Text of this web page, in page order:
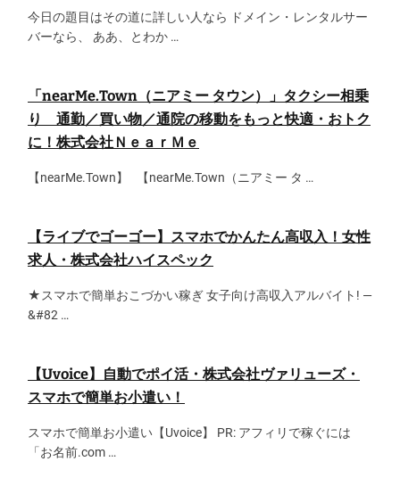
今日の題目はその道に詳しい人なら ドメイン・レンタルサー
バーなら、 ああ、とわか …
「nearMe.Town（ニアミー タウン）」タクシー相乗
り 通勤／買い物／通院の移動をもっと快適・おトク
に！株式会社ＮｅａｒＭｅ
【nearMe.Town】 【nearMe.Town（ニアミー タ …
【ライブでゴーゴー】スマホでかんたん高収入！女性
求人・株式会社ハイスペック
★スマホで簡単おこづかい稼ぎ 女子向け高収入アルバイト! —
&#82 …
【Uvoice】自動でポイ活・株式会社ヴァリューズ・
スマホで簡単お小遣い！
スマホで簡単お小遣い【Uvoice】 PR: アフィリで稼ぐには
「お名前.com …